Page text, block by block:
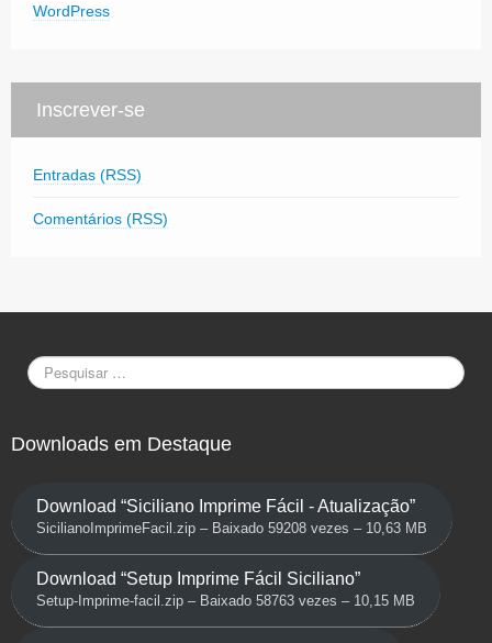
WordPress
Inscrever-se
Entradas (RSS)
Comentários (RSS)
Downloads em Destaque
Download “Siciliano Imprime Fácil - Atualização”
SicilianoImprimeFacil.zip – Baixado 59208 vezes – 10,63 MB
Download “Setup Imprime Fácil Siciliano”
Setup-Imprime-facil.zip – Baixado 58763 vezes – 10,15 MB